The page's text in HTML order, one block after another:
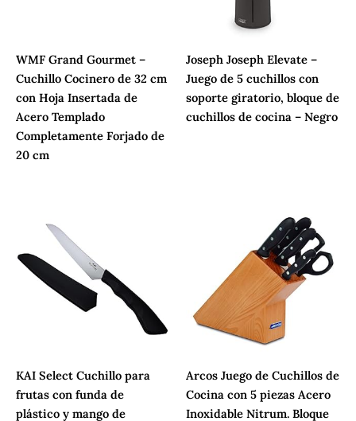
WMF Grand Gourmet –
Cuchillo Cocinero de 32 cm
con Hoja Insertada de
Acero Templado
Completamente Forjado de
20 cm
Joseph Joseph Elevate –
Juego de 5 cuchillos con
soporte giratorio, bloque de
cuchillos de cocina – Negro
KAI Select Cuchillo para
frutas con funda de
plástico y mango de
Arcos Juego de Cuchillos de
Cocina con 5 piezas Acero
Inoxidable Nitrum. Bloque